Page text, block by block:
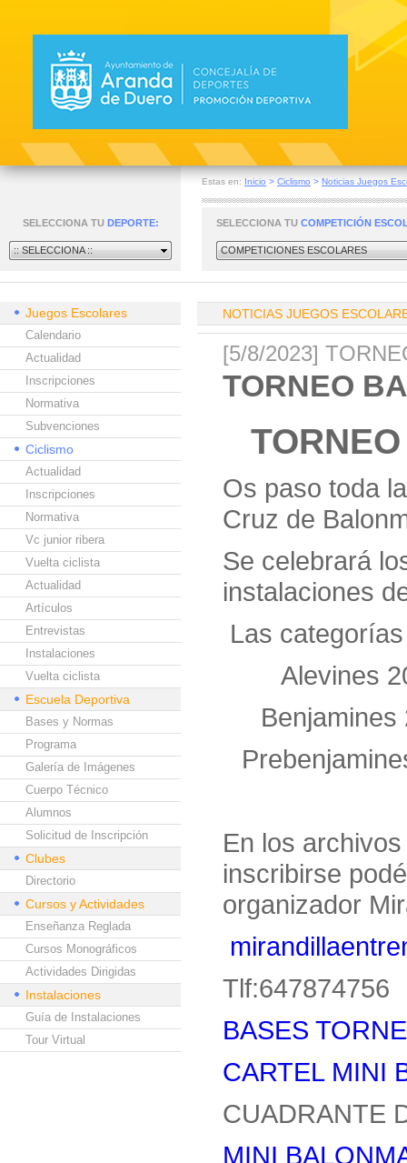
Estas en: Inicio > Ciclismo > Noticias Juegos
SELECCIONA TU DEPORTE:
:: SELECCIONA ::
SELECCIONA TU COMPETICIÓN
COMPETICIONES ESCOLARES
Juegos Escolares
Calendario
Actualidad
Inscripciones
Normativa
Subvenciones
Ciclismo
Actualidad
Inscripciones
Normativa
Vc junior ribera
Vuelta ciclista
Actualidad
Artículos
Entrevistas
Instalaciones
Vuelta ciclista
Escuela Deportiva
Bases y Normas
Programa
Galería de Imágenes
Cuerpo Técnico
Alumnos
Solicitud de Inscripción
Clubes
Directorio
Cursos y Actividades
Enseñanza Reglada
Cursos Monográficos
Actividades Dirigidas
Instalaciones
Guía de Instalaciones
Tour Virtual
NOTICIAS JUEGOS
[5/8/2023]
TORNEO
Os paso toda
Cruz de
Se celebrará
instalaciones
Las
Alevines
En los
inscribirse
organizador
Tlf:647874756
BASES
CARTEL MINI
CUADRANTE
MINI